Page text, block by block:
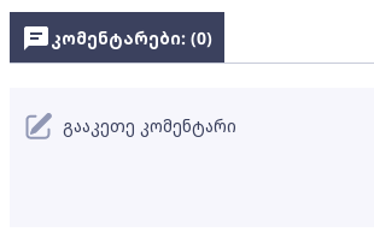
კომენტარები: (0)
გააკეთე კომენტარი